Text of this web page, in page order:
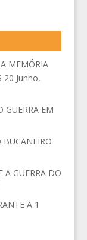
MEMÓRIA
20 Junho,
GUERRA EM
BUCANEIRO
A GUERRA DO
A 1